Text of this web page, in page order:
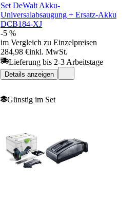
Set DeWalt Akku-
Universalabsaugung + Ersatz-Akku
DCB184-XJ
-5 %
im Vergleich zu Einzelpreisen
284,98 €inkl. MwSt.
Lieferung bis 2-3 Arbeitstage
Details anzeigen
Günstig im Set